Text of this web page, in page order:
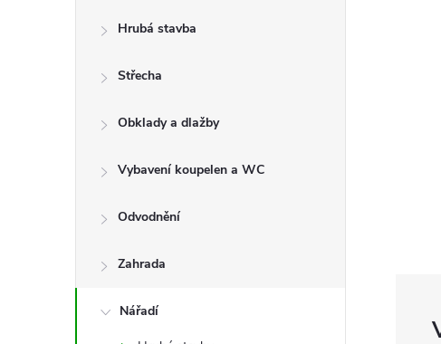
Hrubá stavba
Střecha
Obklady a dlažby
Vybavení koupelen a WC
Odvodnění
Zahrada
Nářadí